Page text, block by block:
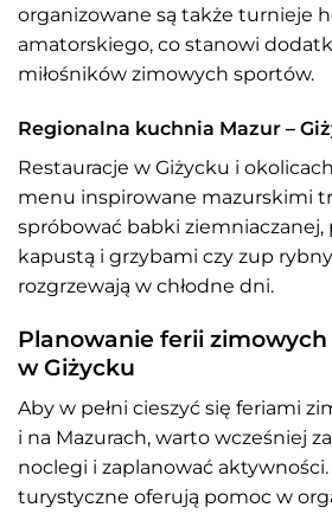
organizowane są także turnieje
amatorskiego, co stanowi
miłośników zimowych sportów.
Regionalna kuchnia Mazur –
Restauracje w Giżycku i
menu inspirowane mazurskimi
spróbować babki ziemniaczanej,
kapustą i grzybami czy zup
rozgrzewają w chłodne dni.
Planowanie ferii
w Giżycku
Aby w pełni cieszyć się feriami
i na Mazurach, warto wcześniej
noclegi i zaplanować
turystyczne oferują pomoc w